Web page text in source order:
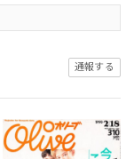
通報する